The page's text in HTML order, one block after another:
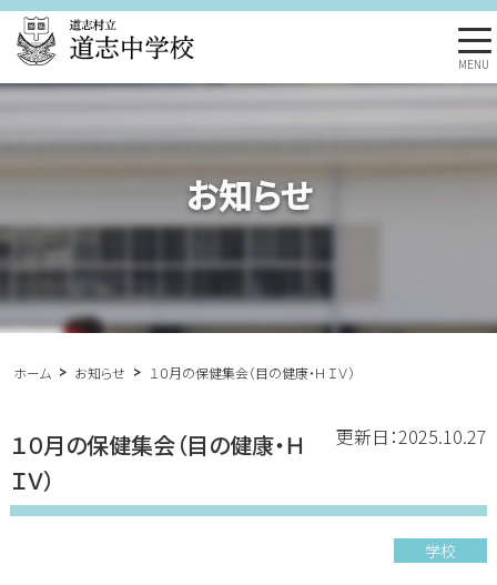
MENU
お知らせ
ホーム お知らせ １０月の保健集会（目の健康・ＨＩＶ）
更新日：2025.10.27
１０月の保健集会（目の健康・Ｈ
ＩＶ）
学校